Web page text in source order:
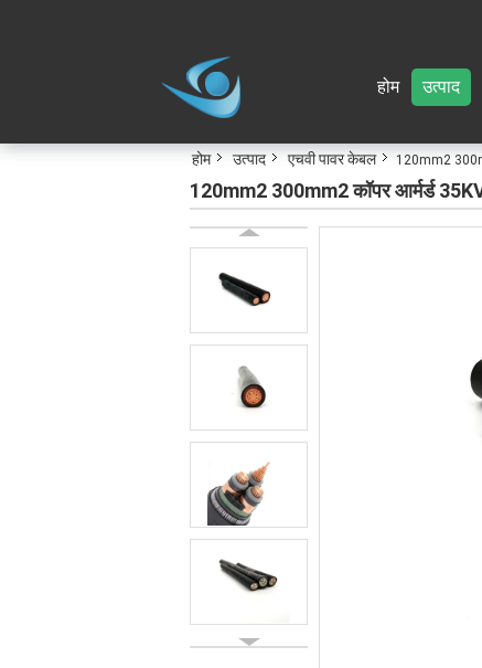
होम उत्पाद
होम उत्पाद एचवी पावर केबल 120mm2
120mm2 300mm2 कॉपर आर्मर्ड